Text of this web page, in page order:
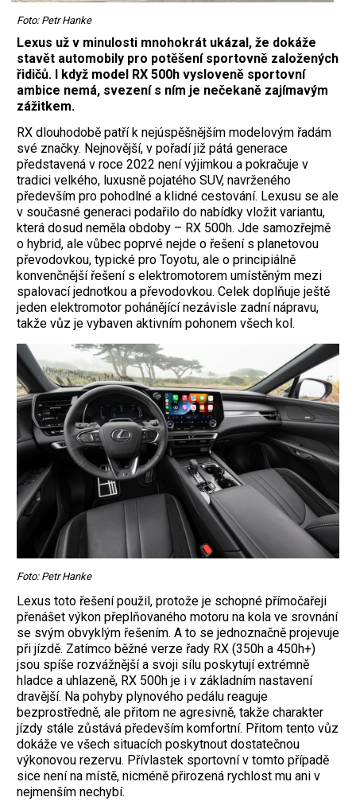
Foto: Petr Hanke
Lexus už v minulosti mnohokrát ukázal, že dokáže
stavět automobily pro potěšení sportovně založených
řidičů. I když model RX 500h vysloveně sportovní
ambice nemá, svezení s ním je nečekaně zajímavým
zážitkem.
RX dlouhodobě patří k nejúspěšnějším modelovým řadám
své značky. Nejnovější, v pořadí již pátá generace
představená v roce 2022 není výjimkou a pokračuje v
tradici velkého, luxusně pojatého SUV, navrženého
především pro pohodlné a klidné cestování. Lexusu se ale
v současné generaci podařilo do nabídky vložit variantu,
která dosud neměla obdoby – RX 500h. Jde samozřejmě
o hybrid, ale vůbec poprvé nejde o řešení s planetovou
převodovkou, typické pro Toyotu, ale o principiálně
konvenčnější řešení s elektromotorem umístěným mezi
spalovací jednotkou a převodovkou. Celek doplňuje ještě
jeden elektromotor pohánějící nezávisle zadní nápravu,
takže vůz je vybaven aktivním pohonem všech kol.
Foto: Petr Hanke
Lexus toto řešení použil, protože je schopné přímočařeji
přenášet výkon přeplňovaného motoru na kola ve srovnání
se svým obvyklým řešením. A to se jednoznačně projevuje
při jízdě. Zatímco běžné verze řady RX (350h a 450h+)
jsou spíše rozvážnější a svoji sílu poskytují extrémně
hladce a uhlazeně, RX 500h je i v základním nastavení
dravější. Na pohyby plynového pedálu reaguje
bezprostředně, ale přitom ne agresivně, takže charakter
jízdy stále zůstává především komfortní. Přitom tento vůz
dokáže ve všech situacích poskytnout dostatečnou
výkonovou rezervu. Přívlastek sportovní v tomto případě
sice není na místě, nicméně přirozená rychlost mu ani v
nejmenším nechybí.